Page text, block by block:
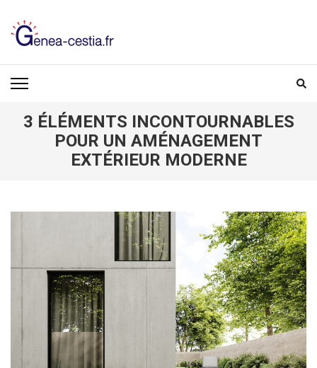
contenu
Entrée)
GENEA-CESTIA.FR
3 ÉLÉMENTS INCONTOURNABLES
POUR UN AMÉNAGEMENT
EXTÉRIEUR MODERNE